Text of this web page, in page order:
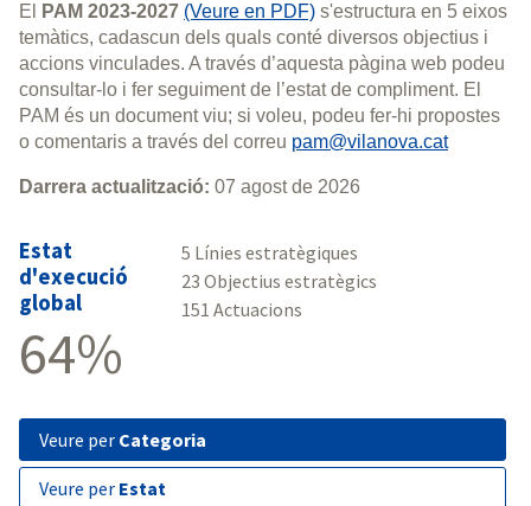
El PAM 2023-2027 (Veure en PDF) s'estructura en 5 eixos
temàtics, cadascun dels quals conté diversos objectius i
accions vinculades. A través d’aquesta pàgina web podeu
consultar-lo i fer seguiment de l’estat de compliment. El
PAM és un document viu; si voleu, podeu fer-hi propostes
o comentaris a través del correu pam@vilanova.cat
Darrera actualització: 07 agost de 2026
Estat
d'execució
global
64%
5 Línies estratègiques
23 Objectius estratègics
151 Actuacions
veure per Categoria
veure per Estat